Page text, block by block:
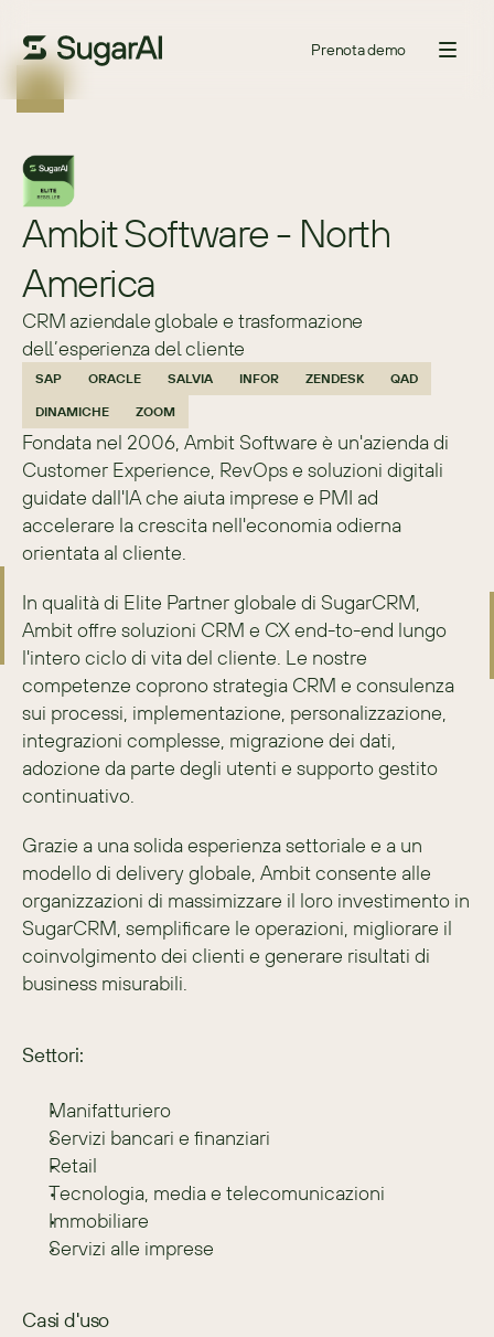
Prenota demo
Ambit Software - North
America
CRM aziendale globale e trasformazione
dell’esperienza del cliente
SAP ORACLE SALVIA INFOR ZENDESK
QAD
DINAMICHE
ZOOM
Fondata nel 2006, Ambit Software è un'azienda di
Customer Experience, RevOps e soluzioni digitali
guidate dall'IA che aiuta imprese e PMI ad
accelerare la crescita nell'economia odierna
orientata al cliente.
In qualità di Elite Partner globale di SugarCRM,
Ambit offre soluzioni CRM e CX end-to-end lungo
l'intero ciclo di vita del cliente. Le nostre
competenze coprono strategia CRM e consulenza
sui processi, implementazione, personalizzazione,
integrazioni complesse, migrazione dei dati,
adozione da parte degli utenti e supporto gestito
continuativo.
Grazie a una solida esperienza settoriale e a un
modello di delivery globale, Ambit consente alle
organizzazioni di massimizzare il loro investimento in
SugarCRM, semplificare le operazioni, migliorare il
coinvolgimento dei clienti e generare risultati di
business misurabili.
Settori:
Manifatturiero
Servizi bancari e finanziari
Retail
Tecnologia, media e telecomunicazioni
Immobiliare
Servizi alle imprese
Casi d'uso